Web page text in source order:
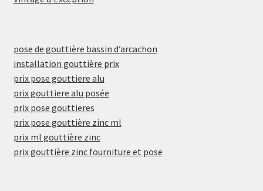
pose de gouttière bassin d’arcachon
installation gouttière prix
prix pose gouttiere alu
prix gouttiere alu posée
prix pose gouttieres
prix pose gouttière zinc ml
prix ml gouttière zinc
prix gouttière zinc fourniture et pose